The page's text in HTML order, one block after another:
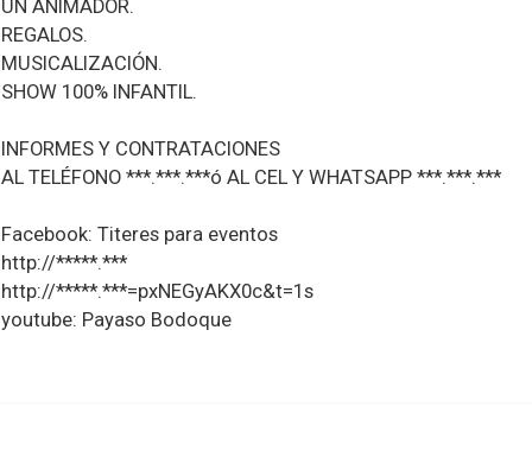
UN ANIMADOR.
REGALOS.
MUSICALIZACIÓN.
SHOW 100% INFANTIL.
INFORMES Y CONTRATACIONES
AL TELÉFONO ***.***.***ó AL CEL Y WHATSAPP ***.***.***
Facebook: Titeres para eventos
http://*****.***
http://*****.***=pxNEGyAKX0c&t=1s
youtube: Payaso Bodoque